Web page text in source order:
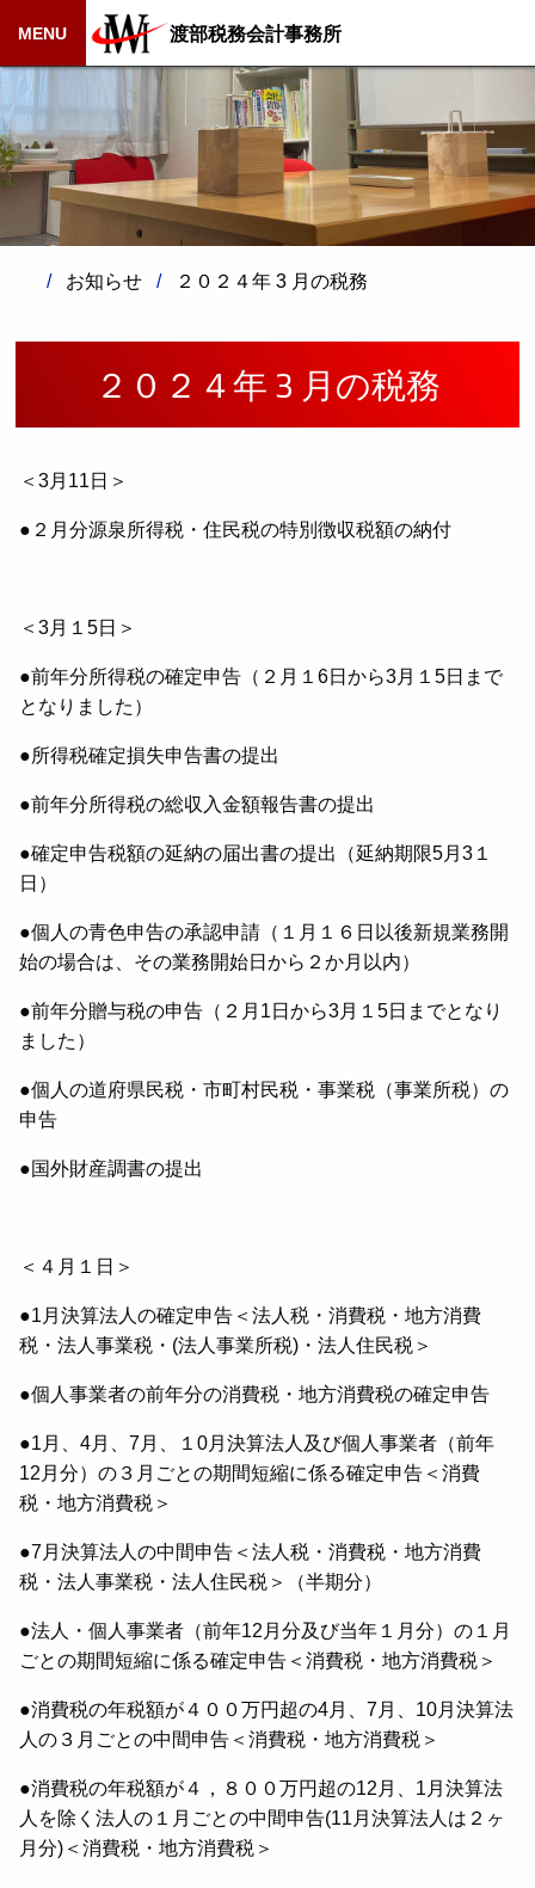
MENU 渡部税務会計事務所
お知らせ ２０２４年 3 月の税務
２０２４年 3 月の税務
＜3月11日＞
●２月分源泉所得税・住民税の特別徴収税額の納付
＜3月１5日＞
●前年分所得税の確定申告（２月１6日から3月１5日まで
となりました）
●所得税確定損失申告書の提出
●前年分所得税の総収入金額報告書の提出
●確定申告税額の延納の届出書の提出（延納期限5月3１
日）
●個人の青色申告の承認申請（１月１６日以後新規業務開
始の場合は、その業務開始日から２か月以内）
●前年分贈与税の申告（２月1日から3月１5日までとなり
ました）
●個人の道府県民税・市町村民税・事業税（事業所税）の
申告
●国外財産調書の提出
＜４月１日＞
●1月決算法人の確定申告＜法人税・消費税・地方消費
税・法人事業税・(法人事業所税)・法人住民税＞
●個人事業者の前年分の消費税・地方消費税の確定申告
●1月、4月、7月、１0月決算法人及び個人事業者（前年
12月分）の３月ごとの期間短縮に係る確定申告＜消費
税・地方消費税＞
●7月決算法人の中間申告＜法人税・消費税・地方消費
税・法人事業税・法人住民税＞（半期分）
●法人・個人事業者（前年12月分及び当年１月分）の１月
ごとの期間短縮に係る確定申告＜消費税・地方消費税＞
●消費税の年税額が４００万円超の4月、7月、10月決算法
人の３月ごとの中間申告＜消費税・地方消費税＞
●消費税の年税額が４，８００万円超の12月、1月決算法
人を除く法人の１月ごとの中間申告(11月決算法人は２ヶ
月分)＜消費税・地方消費税＞